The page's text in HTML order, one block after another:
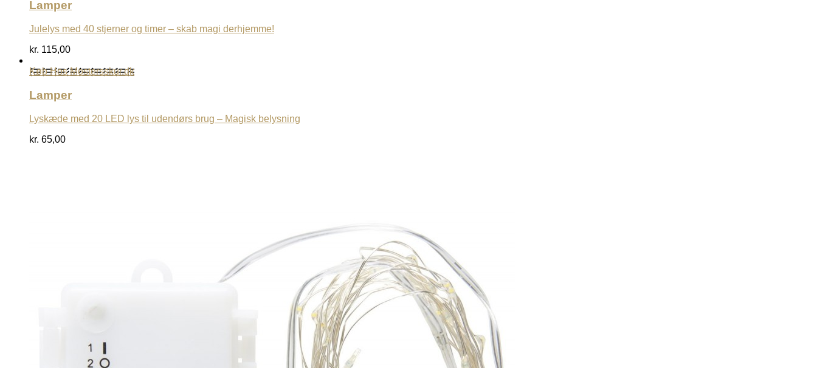
Lamper
Julelys med 40 stjerner og timer – skab magi derhjemme!
kr. 115,00
Køb Hos Mostersskur.dk
Lamper
Lyskæde med 20 LED lys til udendørs brug – Magisk belysning
kr. 65,00